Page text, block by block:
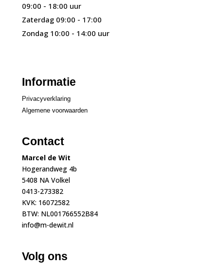
09:00 - 18:00 uur
Zaterdag 09:00 - 17:00
Zondag 10:00 - 14:00 uur
Informatie
Privacyverklaring
Algemene voorwaarden
Contact
Marcel de Wit
Hogerandweg 4b
5408 NA Volkel
0413-273382
KVK: 16072582
BTW: NL001766552B84
info@m-dewit.nl
Volg ons